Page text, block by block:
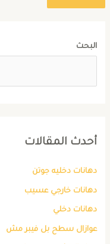
البحث
أحدث المقالات
دهانات دخليه جوتن
دهانات خارجي عسيب
دهانات دخلي
عوازال سطح بل فيبر مش